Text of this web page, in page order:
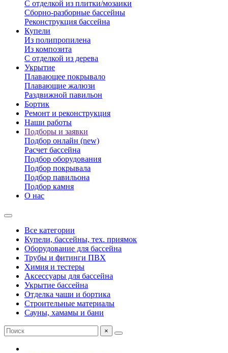
С отделкой из плитки/мозаики
Сборно-разборные бассейны
Реконструкция бассейна
Купели
Из полипропилена
Из композита
С отделкой из дерева
Укрытие
Плавающее покрывало
Плавающие жалюзи
Раздвижной павильон
Бортик
Ремонт и реконструкция
Наши работы
Подборы и заявки
Подбор онлайн (new)
Расчет бассейна
Подбор оборудования
Подбор покрывала
Подбор павильона
Подбор камня
О нас
Все категории
Купели, бассейны, тех. приямок
Оборудование для бассейна
Трубы и фитинги ПВХ
Химия и тестеры
Аксессуары для бассейна
Укрытие бассейна
Отделка чаши и бортика
Строительные материалы
Сауны, хамамы и бани
×